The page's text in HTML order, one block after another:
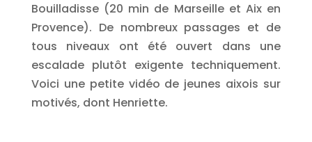
Bouilladisse (20 min de Marseille et Aix en
Provence). De nombreux passages et de
tous niveaux ont été ouvert dans une
escalade plutôt exigente techniquement.
Voici une petite vidéo de jeunes aixois sur
motivés, dont Henriette.